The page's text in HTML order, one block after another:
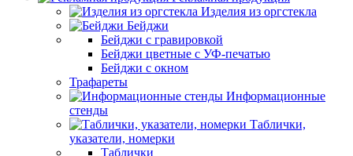
Изделия из оргстекла
Бейджи
Бейджи с гравировкой
Бейджи цветные с УФ-печатью
Бейджи с окном
Трафареты
Информационные
стенды
Таблички,
указатели, номерки
Таблички